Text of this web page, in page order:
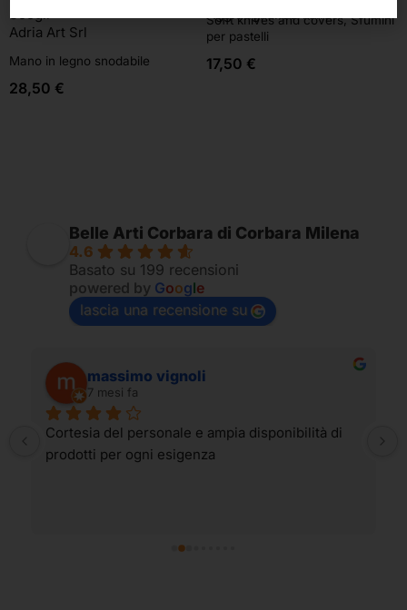
Scegli
Adria Art Srl
Mano in legno snodabile
28,50 €
Aggiungi al carrello
Sofft knives and covers, Sfumini
per pastelli
17,50 €
Belle Arti Corbara di Corbara Milena
4.6
Basato su 199 recensioni
powered by Google
lascia una recensione su
massimo vignoli
7 mesi fa
Cortesia del personale e ampia disponibilità di
prodotti per ogni esigenza